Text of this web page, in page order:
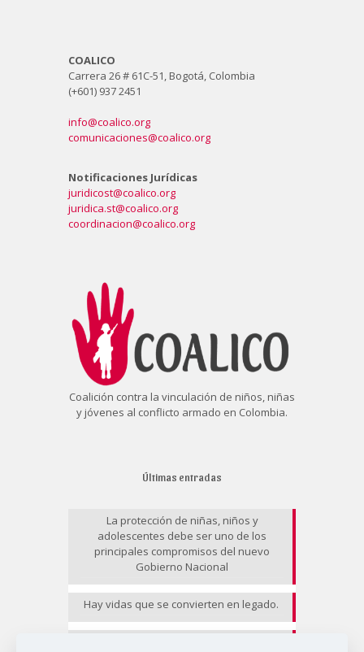
COALICO
Carrera 26 # 61C-51, Bogotá, Colombia
(+601) 937 2451
info@coalico.org
comunicaciones@coalico.org
Notificaciones Jurídicas
juridicost@coalico.org
juridica.st@coalico.org
coordinacion@coalico.org
Coalición contra la vinculación de niños, niñas
y jóvenes al conflicto armado en Colombia.
Últimas entradas
La protección de niñas, niños y
adolescentes debe ser uno de los
principales compromisos del nuevo
Gobierno Nacional
Hay vidas que se convierten en legado.